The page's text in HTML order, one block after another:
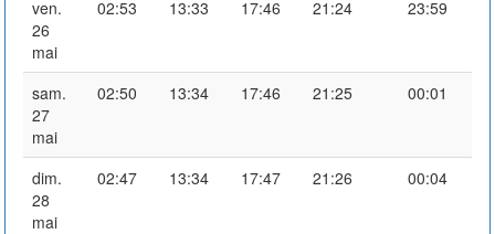
ven.
26
mai
02:53 13:33 17:46 21:24 23:59
sam.
27
mai
02:50 13:34 17:46 21:25 00:01
dim.
28
mai
02:47 13:34 17:47 21:26 00:04